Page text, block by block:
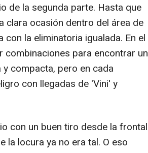
de la segunda parte. Hasta que
clara ocasión dentro del área de
la eliminatoria igualada. En el
combinaciones para encontrar un
compacta, pero en cada
con llegadas de 'Vini' y
con un buen tiro desde la frontal
la locura ya no era tal. O eso